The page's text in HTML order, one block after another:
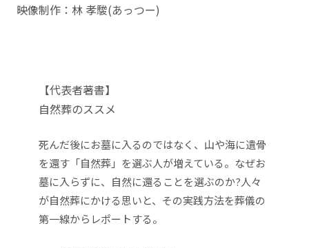
映像制作：林 孝駿(あっつー)
【代表者著書】
自然葬のススメ
死んだ後にお墓に入るのではなく、山や海に遺骨
を還す「自然葬」を選ぶ人が増えている。なぜお
墓に入らずに、自然に還ることを選ぶのか?人々
が自然葬にかける思いと、その実践方法を葬儀の
第一線からレポートする。